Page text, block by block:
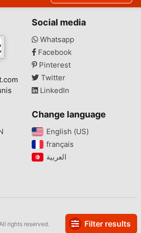
Filter results
Social media
Whatsapp
Facebook
Pinterest
Twitter
LinkedIn
Change language
English (US)‎
français‎
rights reserved.